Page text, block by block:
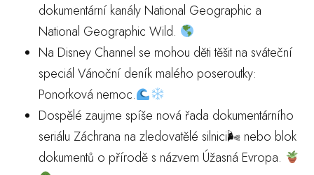
dokumentární kanály National Geographic a
National Geographic Wild.
Na Disney Channel se mohou děti těšit na sváteční
speciál Vánoční deník malého poseroutky:
Ponorková nemoc.
Dospělé zaujme spíše nová řada dokumentárního
seriálu Záchrana na zledovatělé silnici🌬 nebo blok
dokumentů o přírodě s názvem Úžasná Evropa.